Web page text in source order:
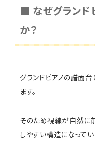
■ なぜグランド
か？
グランドピアノの譜面
ます。
そのため視線が自然に
しやすい構造になってい